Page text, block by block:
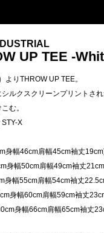
UP TEE -
よりTHROW UP TEE。
ルクスクリーンプリントされ
む。
X
身幅46cm肩幅45cm袖丈
身幅50cm肩幅49cm袖丈
身幅55cm肩幅54cm袖丈
身幅60cm肩幅59cm袖丈
身幅66cm肩幅65cm袖丈